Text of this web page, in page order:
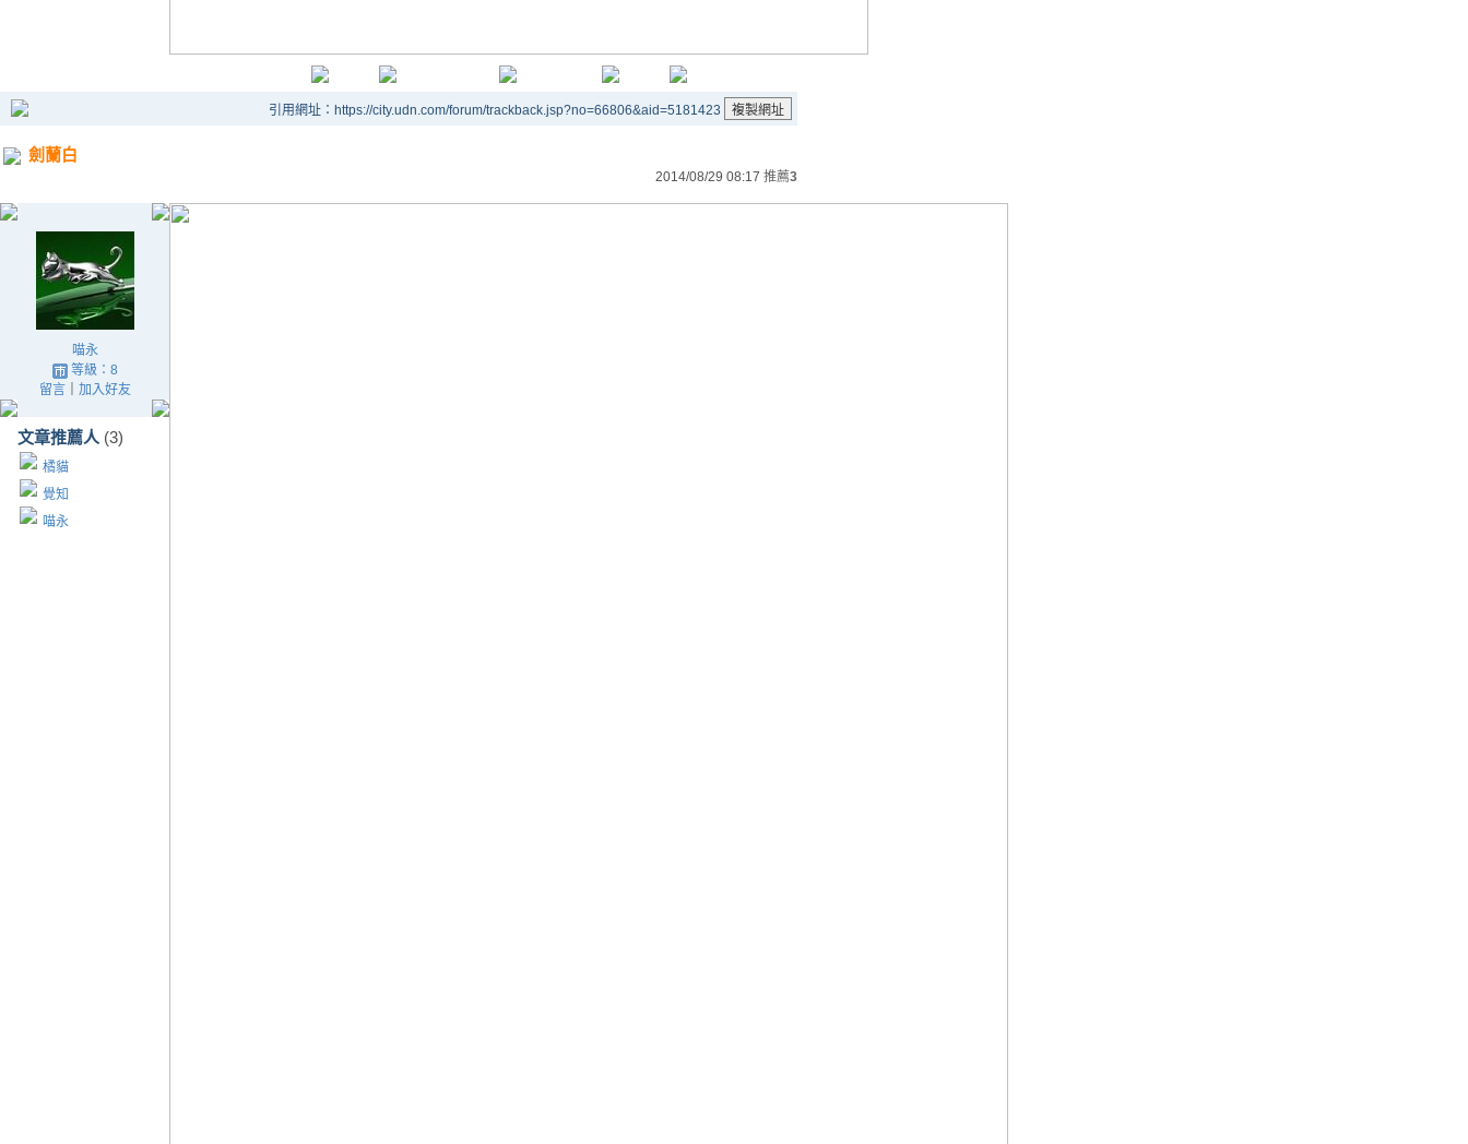
引用網址：https://city.udn.com/forum/trackback.jsp?no=66806&aid=5181423
劍蘭白
2014/08/29 08:17 推薦3
喵永
等級：8
留言｜ 加入好友
文章推薦人 (3)
橘貓
覺知
喵永